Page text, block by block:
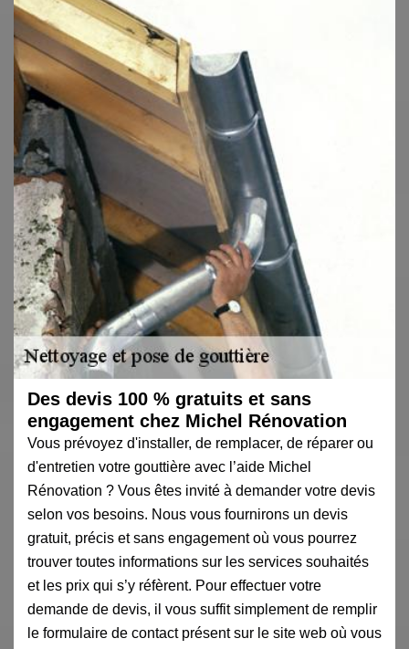
Des devis 100 % gratuits et sans
engagement chez Michel Rénovation
Vous prévoyez d'installer, de remplacer, de réparer ou
d'entretien votre gouttière avec l’aide Michel
Rénovation ? Vous êtes invité à demander votre devis
selon vos besoins. Nous vous fournirons un devis
gratuit, précis et sans engagement où vous pourrez
trouver toutes informations sur les services souhaités
et les prix qui s’y réfèrent. Pour effectuer votre
demande de devis, il vous suffit simplement de remplir
le formulaire de contact présent sur le site web où vous